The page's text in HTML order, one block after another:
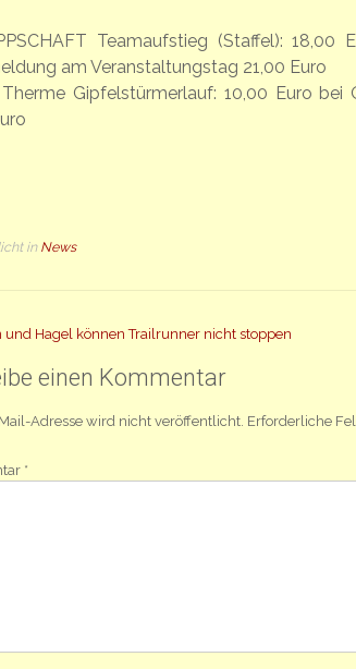
Teamaufstieg (Staffel):
am Veranstaltungstag 21,00 Euro
Gipfelstürmerlauf: 10,00 Euro
in News
und Hagel können Trailrunner nicht stoppen
einen Kommentar
Adresse wird nicht veröffentlicht. Erforderliche
*